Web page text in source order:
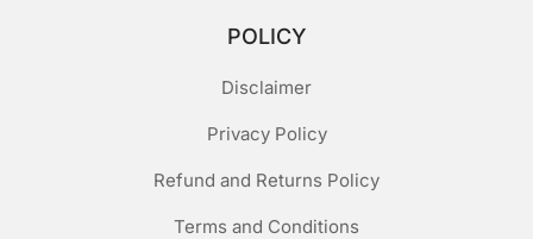
POLICY
Disclaimer
Privacy Policy
Refund and Returns Policy
Terms and Conditions